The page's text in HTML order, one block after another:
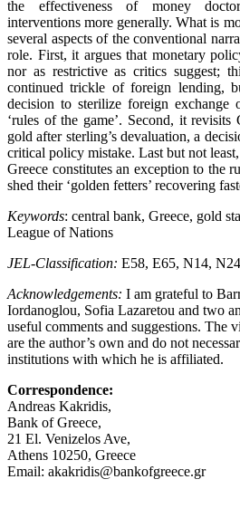
the effectiveness of money
interventions more generally. What is
several aspects of the conventional
role. First, it argues that monetary
nor as restrictive as critics suggest;
continued trickle of foreign lending,
decision to sterilize foreign exchange
‘rules of the game’. Second, it revisits
gold after sterling’s devaluation, a
critical policy mistake. Last but not
Greece constitutes an exception to the
shed their ‘golden fetters’ recovering
Keywords: central bank, Greece, gold
League of Nations
JEL-Classification: E58, E65, N14, N24
Acknowledgements: I am grateful to
Iordanoglou, Sofia Lazaretou and two
useful comments and suggestions. The
are the author’s own and do not
institutions with which he is affiliated.
Correspondence:
Andreas Kakridis,
Bank of Greece,
21 El. Venizelos Ave,
Athens 10250, Greece
Email: akakridis@bankofgreece.gr